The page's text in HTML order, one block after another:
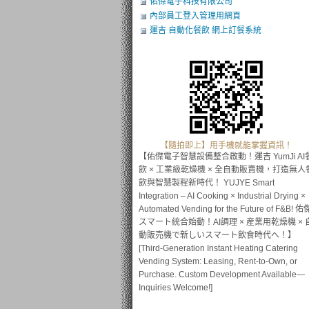
內部員工登入管理用網頁
運吉 自動化餐飲 網上訂餐系統
【隨拍即上】用手機就能掌握資訊！
【佑傑電子智慧設備整合啟動！運吉 YumJi AI
飲 × 工業級乾燥機 × 全自動販賣機，打造無人
飲與智慧製程新時代！ YUJYE Smart
Integration – AI Cooking × Industrial Drying ×
Automated Vending for the Future of F&B! 佑
スマート統合始動！AI調理 × 産業用乾燥機 ×
動販売機で新しいスマート飲食時代へ！】
[Third-Generation Instant Heating Catering
Vending System: Leasing, Rent-to-Own, or
Purchase. Custom Development Available—
Inquiries Welcome!]